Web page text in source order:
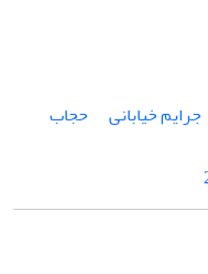
جرایم خیابانی
حجاب